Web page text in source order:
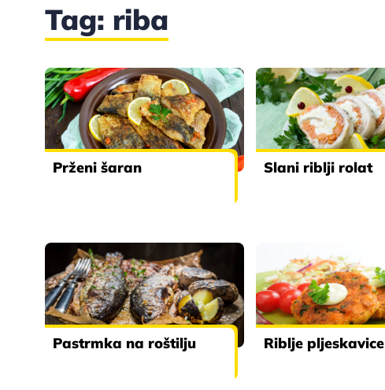
Tag: riba
Prženi šaran Slani riblji rolat
Pastrmka na roštilju Riblje pljeskavice